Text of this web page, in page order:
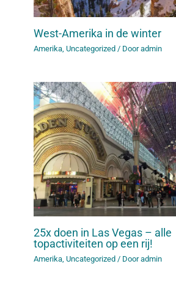
West-Amerika in de winter
Amerika,Uncategorized / Dooradmin
25x doen in Las Vegas – alle
topactiviteiten op een rij!
Amerika,Uncategorized / Dooradmin